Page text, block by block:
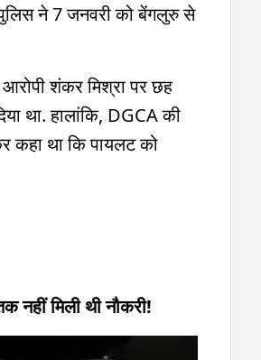
पुलिस ने 7 जनवरी को बेंगलुरु से
शंकर मिश्रा पर छह
था. हालांकि, DGCA की
कहा था कि पायलट को
नहीं मिली थी नौकरी!